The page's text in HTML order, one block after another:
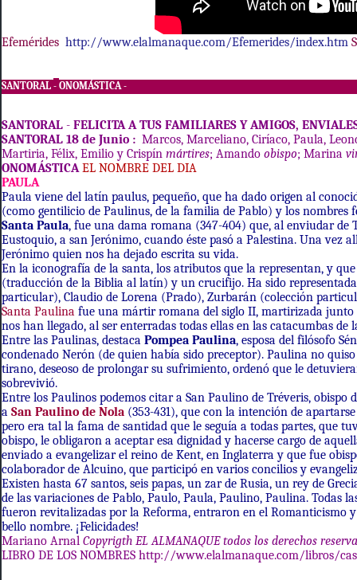
Efemérides http://www.elalmanaque.com/Efemerides/index.htm
SANTORAL - ONOMÁSTICA-
SANTORAL - FELICITA A TUS FAMILIARES Y AMIGOS,
SANTORAL 18 de Junio : Marcos, Marceliano, Ciríaco, Paula,
Martiria, Félix, Emilio y Crispín mártires; Amando obispo; Marina
ONOMÁSTICA EL NOMBRE DEL DIA
PAULA
Paula viene del latín paulus, pequeño, que ha dado origen al
(como gentilicio de Paulinus, de la familia de Pablo) y los nombres
Santa Paula, fue una dama romana (347-404) que, al enviudar de
Eustoquio, a san Jerónimo, cuando éste pasó a Palestina. Una vez
Jerónimo quien nos ha dejado escrita su vida.
En la iconografía de la santa, los atributos que la representan, y
(traducción de la Biblia al latín) y un crucifijo. Ha sido
particular), Claudio de Lorena (Prado), Zurbarán (colección
Santa Paulina fue una mártir romana del siglo II, martirizada junto
nos han llegado, al ser enterradas todas ellas en las catacumbas
Entre las Paulinas, destaca Pompea Paulina, esposa del filósofo
condenado Nerón (de quien había sido preceptor). Paulina no
tirano, deseoso de prolongar su sufrimiento, ordenó que le
sobrevivió.
Entre los Paulinos podemos citar a San Paulino de Tréveris, obispo
a San Paulino de Nola (353-431), que con la intención de
pero era tal la fama de santidad que le seguía a todas partes, que
obispo, le obligaron a aceptar esa dignidad y hacerse cargo de
enviado a evangelizar el reino de Kent, en Inglaterra y que fue
colaborador de Alcuino, que participó en varios concilios y
Existen hasta 67 santos, seis papas, un zar de Rusia, un rey de
de las variaciones de Pablo, Paulo, Paula, Paulino, Paulina. Todas
fueron revitalizadas por la Reforma, entraron en el Romanticismo
bello nombre. ¡Felicidades!
Mariano Arnal Copyrigth EL ALMANAQUE todos los derechos
LIBRO DE LOS NOMBRES http://www.elalmanaque.com/libros/